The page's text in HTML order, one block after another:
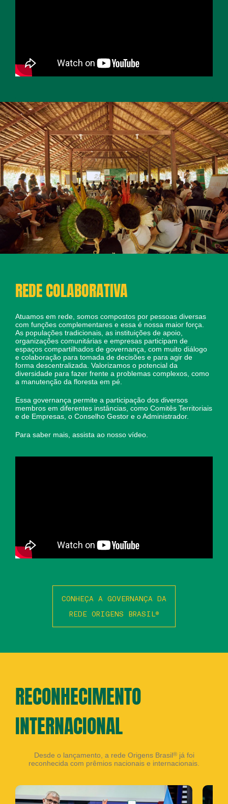
REDE COLABORATIVA
Atuamos em rede, somos compostos por pessoas diversas
com funções complementares e essa é nossa maior força.
As populações tradicionais, as instituições de apoio,
organizações comunitárias e empresas participam de
espaços compartilhados de governança, com muito diálogo
e colaboração para tomada de decisões e para agir de
forma descentralizada. Valorizamos o potencial da
diversidade para fazer frente a problemas complexos, como
a manutenção da floresta em pé.
Essa governança permite a participação dos diversos
membros em diferentes instâncias, como Comitês Territoriais
e de Empresas, o Conselho Gestor e o Administrador.
Para saber mais, assista ao nosso vídeo.
CONHEÇA A GOVERNANÇA DA
REDE ORIGENS BRASIL®
RECONHECIMENTO
INTERNACIONAL
Desde o lançamento, a rede Origens Brasil®já foi
reconhecida com prêmios nacionais e internacionais.